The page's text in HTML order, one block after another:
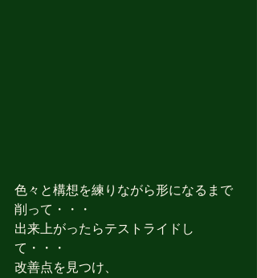
色々と構想を練りながら形になるまで
削って・・・
出来上がったらテストライドし
て・・・
改善点を見つけ、